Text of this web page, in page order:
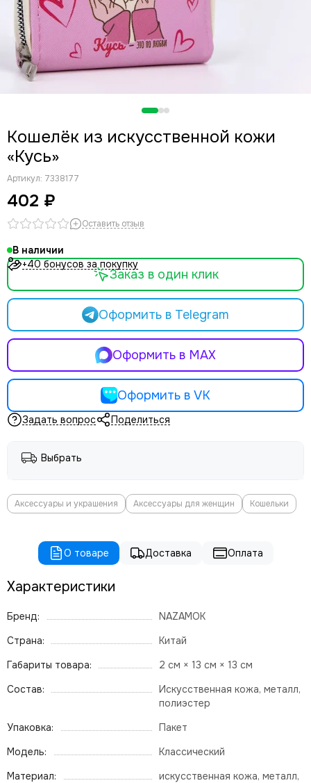
Кошелёк из искусственной кожи
«Кусь»
Артикул: 7338177
402 ₽
Оставить отзыв
В наличии
+40 бонусов за покупку
Оформить в Telegram
Оформить в MAX
Оформить в VK
Заказ в один клик
Задать вопрос Поделиться
Выбрать
Аксессуары и украшения Аксессуары для женщин Кошельки
О товаре Доставка Оплата
Характеристики
Бренд:
NAZAMOK
Страна:
Китай
Габариты товара:
2 см × 13 см × 13 см
Состав:
Искусственная кожа, металл,
полиэстер
Упаковка:
Пакет
Модель:
Классический
Материал:
искусственная кожа, металл,